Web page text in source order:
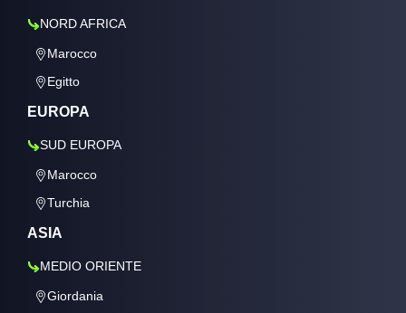
NORD AFRICA
Marocco
Egitto
EUROPA
SUD EUROPA
Marocco
Turchia
ASIA
MEDIO ORIENTE
Giordania